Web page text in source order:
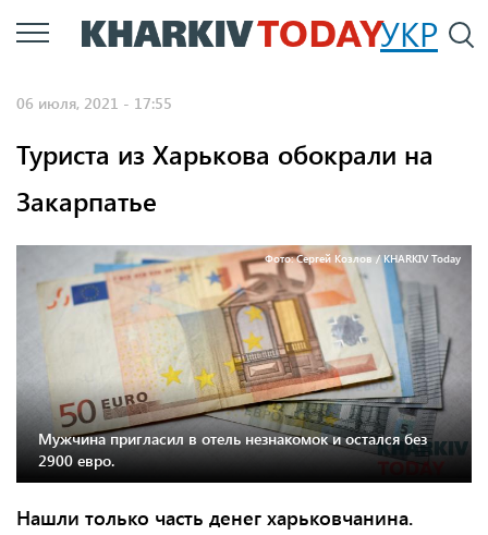
Перейти
к
УКР
06 июля, 2021 - 17:55
Туриста из Харькова обокрали на
Закарпатье
Фото: Сергей Козлов / KHARKIV Today
Мужчина пригласил в отель незнакомок и остался без
2900 евро.
Нашли только часть денег харьковчанина.